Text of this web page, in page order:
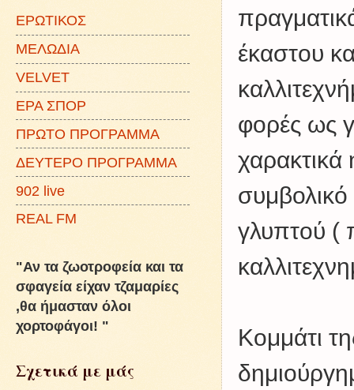
έκαστου
φορές ως
γλυπτού (
Κομμάτι
ΕΡΩΤΙΚΟΣ
ΜΕΛΩΔΙΑ
VELVET
ΕΡΑ ΣΠΟΡ
ΠΡΩΤΟ ΠΡΟΓΡΑΜΜΑ
ΔΕΥΤΕΡΟ ΠΡΟΓΡΑΜΜΑ
902 live
REAL FM
"Αν τα ζωοτροφεία και τα
σφαγεία είχαν τζαμαρίες
,θα ήμασταν όλοι
χορτοφάγοι! "
Σχετικά με μάς